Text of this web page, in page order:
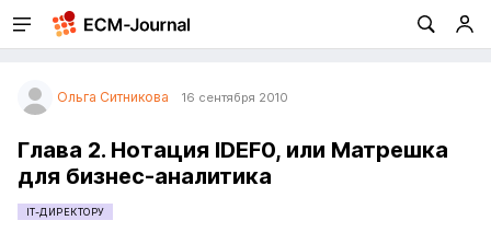
Ольга Ситникова 16 сентября 2010
Глава 2. Нотация IDEF0, или Матрешка
для бизнес-аналитика
IT-ДИРЕКТОРУ